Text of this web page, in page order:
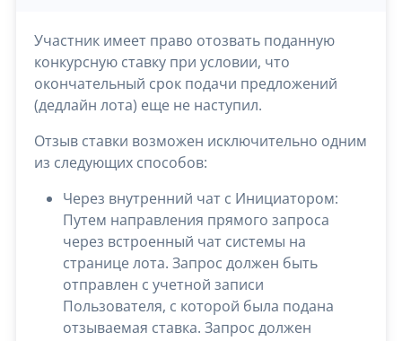
Участник имеет право отозвать поданную
конкурсную ставку при условии, что
окончательный срок подачи предложений
(дедлайн лота) еще не наступил.
Отзыв ставки возможен исключительно одним
из следующих способов:
Через внутренний чат с Инициатором:
Путем направления прямого запроса
через встроенный чат системы на
странице лота. Запрос должен быть
отправлен с учетной записи
Пользователя, с которой была подана
отзываемая ставка. Запрос должен